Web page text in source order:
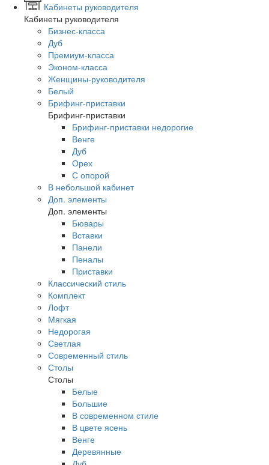
Кабинеты руководителя
Кабинеты руководителя
Бизнес-класса
Дуб
Премиум-класса
Эконом-класса
Женщины-руководителя
Белый
Брифинг-приставки
Брифинг-приставки
Брифинг-приставки недорогие
Венге
Дуб
Орех
С опорой
В небольшой кабинет
Доп. элементы
Доп. элементы
Бювары
Вставки
Панели
Пеналы
Приставки
Классический стиль
Комплект
Лофт
Мягкая
Недорогая
Светлая
Современный стиль
Столы
Столы
Белые
Большие
В современном стиле
В цвете ясень
Венге
Деревянные